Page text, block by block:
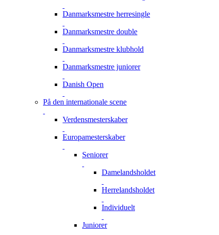
Danmarksmestre herresingle
Danmarksmestre double
Danmarksmestre klubhold
Danmarksmestre juniorer
Danish Open
På den internationale scene
Verdensmesterskaber
Europamesterskaber
Seniorer
Damelandsholdet
Herrelandsholdet
Individuelt
Juniorer